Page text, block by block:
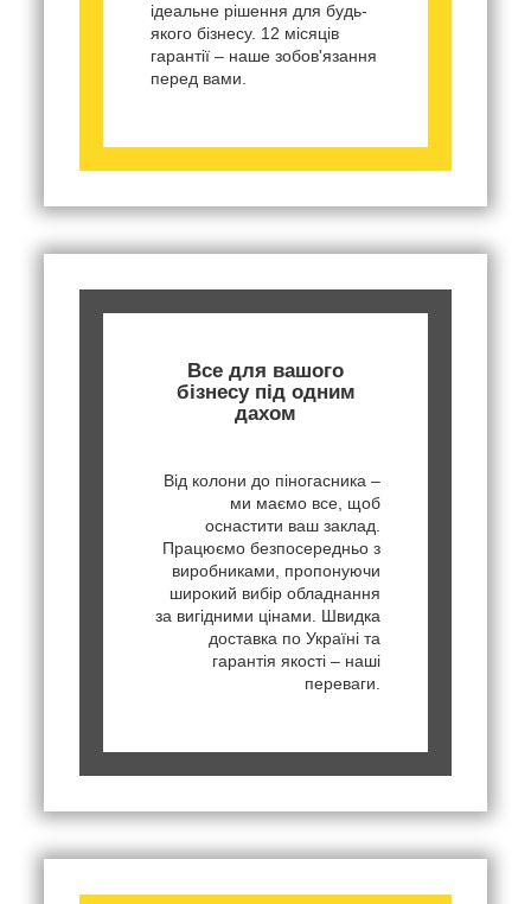
ідеальне рішення для будь-
якого бізнесу. 12 місяців
гарантії – наше зобов'язання
перед вами.
Все для вашого
бізнесу під одним
дахом
Від колони до піногасника –
ми маємо все, щоб
оснастити ваш заклад.
Працюємо безпосередньо з
виробниками, пропонуючи
широкий вибір обладнання
за вигідними цінами. Швидка
доставка по Україні та
гарантія якості – наші
переваги.